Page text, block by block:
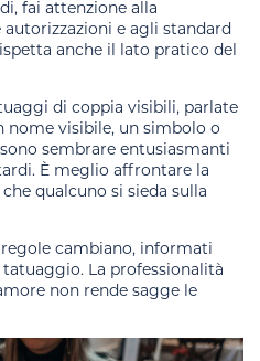
fai attenzione alla
autorizzazioni e agli standard
anche il lato pratico del
di coppia visibili, parlate
nome visibile, un simbolo o
sembrare entusiasmanti
È meglio affrontare la
qualcuno si sieda sulla
cambiano, informati
La professionalità
non rende sagge le